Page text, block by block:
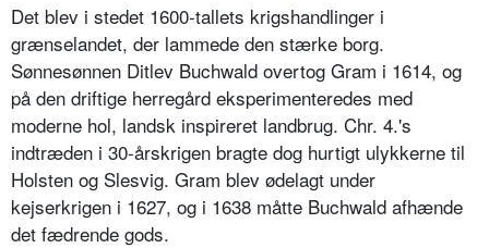
Det blev i stedet 1600-tallets krigshandlinger i
grænselandet, der lammede den stærke borg.
Sønnesønnen Ditlev Buchwald overtog Gram i 1614, og
på den driftige herregård eksperimenteredes med
moderne hol, landsk inspireret landbrug. Chr. 4.'s
indtræden i 30-årskrigen bragte dog hurtigt ulykkerne til
Holsten og Slesvig. Gram blev ødelagt under
kejserkrigen i 1627, og i 1638 måtte Buchwald afhænde
det fædrende gods.